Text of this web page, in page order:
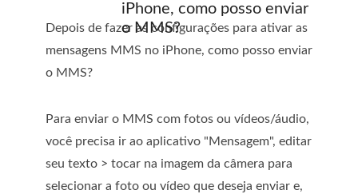
iPhone, como posso enviar
o MMS?
Depois de fazer as configurações para ativar as
mensagens MMS no iPhone, como posso enviar
o MMS?
Para enviar o MMS com fotos ou vídeos/áudio,
você precisa ir ao aplicativo "Mensagem", editar
seu texto > tocar na imagem da câmera para
selecionar a foto ou vídeo que deseja enviar e,